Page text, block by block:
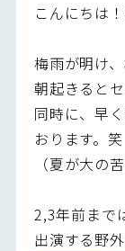
こんにちは
梅雨が明け
朝起きると
同時に、早
おります。笑
（夏が大の
2,3年前まで
出演する野